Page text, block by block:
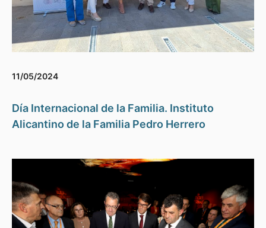
11/05/2024
Día Internacional de la Familia. Instituto
Alicantino de la Familia Pedro Herrero